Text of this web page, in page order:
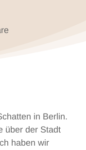
in Berlin.
über der Stadt
haben wir